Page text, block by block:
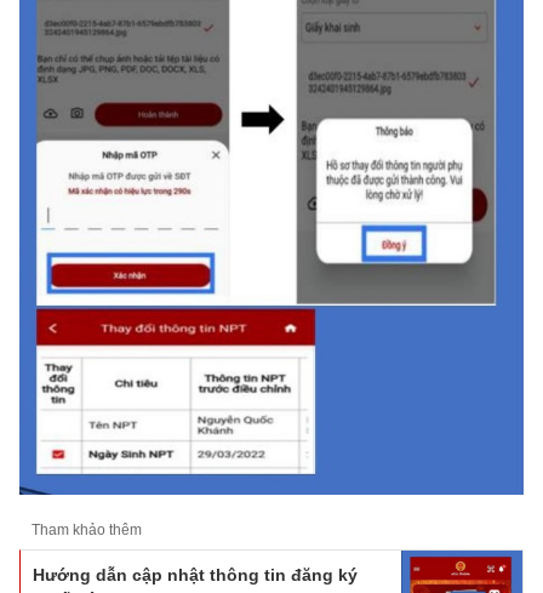
Tham khảo thêm
Hướng dẫn cập nhật thông tin đăng ký